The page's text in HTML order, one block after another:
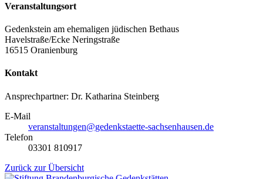
Veranstaltungsort
Gedenkstein am ehemaligen jüdischen Bethaus
Havelstraße/Ecke Neringstraße
16515 Oranienburg
Kontakt
Ansprechpartner: Dr. Katharina Steinberg
E-Mail
veranstaltungen@gedenkstaette-sachsenhausen.de
Telefon
03301 810917
Zurück zur Übersicht